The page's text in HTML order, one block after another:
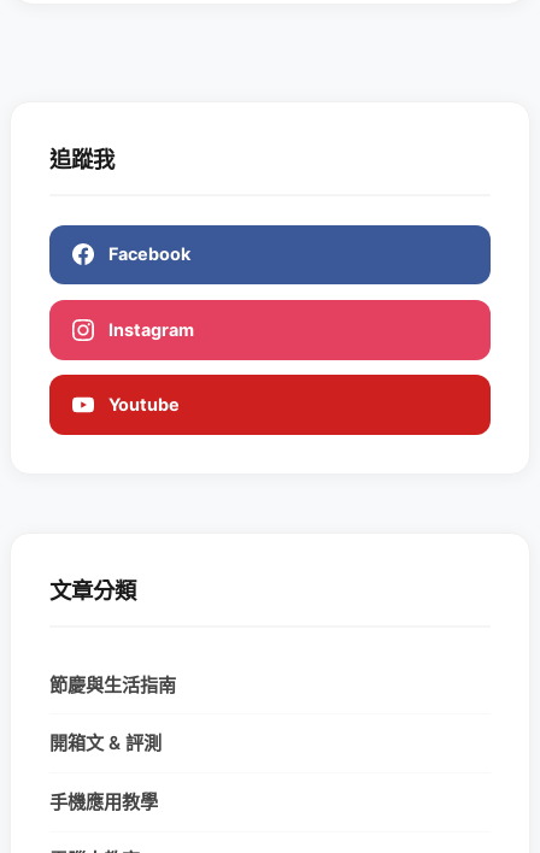
追蹤我
Facebook
Instagram
Youtube
文章分類
節慶與生活指南
開箱文 & 評測
手機應用教學